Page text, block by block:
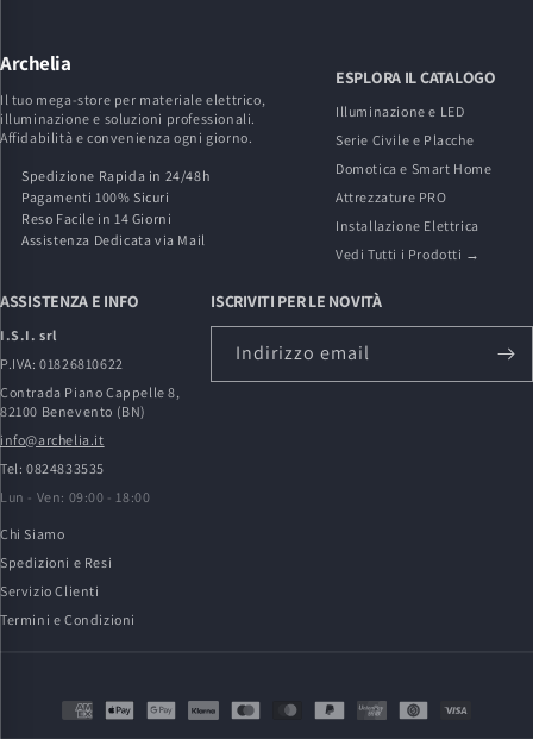
Archelia
Il tuo mega-store per materiale elettrico,
illuminazione e soluzioni professionali.
Affidabilità e convenienza ogni giorno.
Spedizione Rapida in 24/48h
Pagamenti 100% Sicuri
Reso Facile in 14 Giorni
Assistenza Dedicata via Mail
ESPLORA IL CATALOGO
Illuminazione e LED
Serie Civile e Placche
Domotica e Smart Home
Attrezzature PRO
Installazione Elettrica
Vedi Tutti i Prodotti →
ASSISTENZA E INFO
I.S.I. srl
P.IVA: 01826810622
Contrada Piano Cappelle 8,
82100 Benevento (BN)
info@archelia.it
Tel: 0824833535
Lun - Ven: 09:00 - 18:00
Chi Siamo
Spedizioni e Resi
Servizio Clienti
Termini e Condizioni
ISCRIVITI PER LE NOVITÀ
Indirizzo email
Metodi